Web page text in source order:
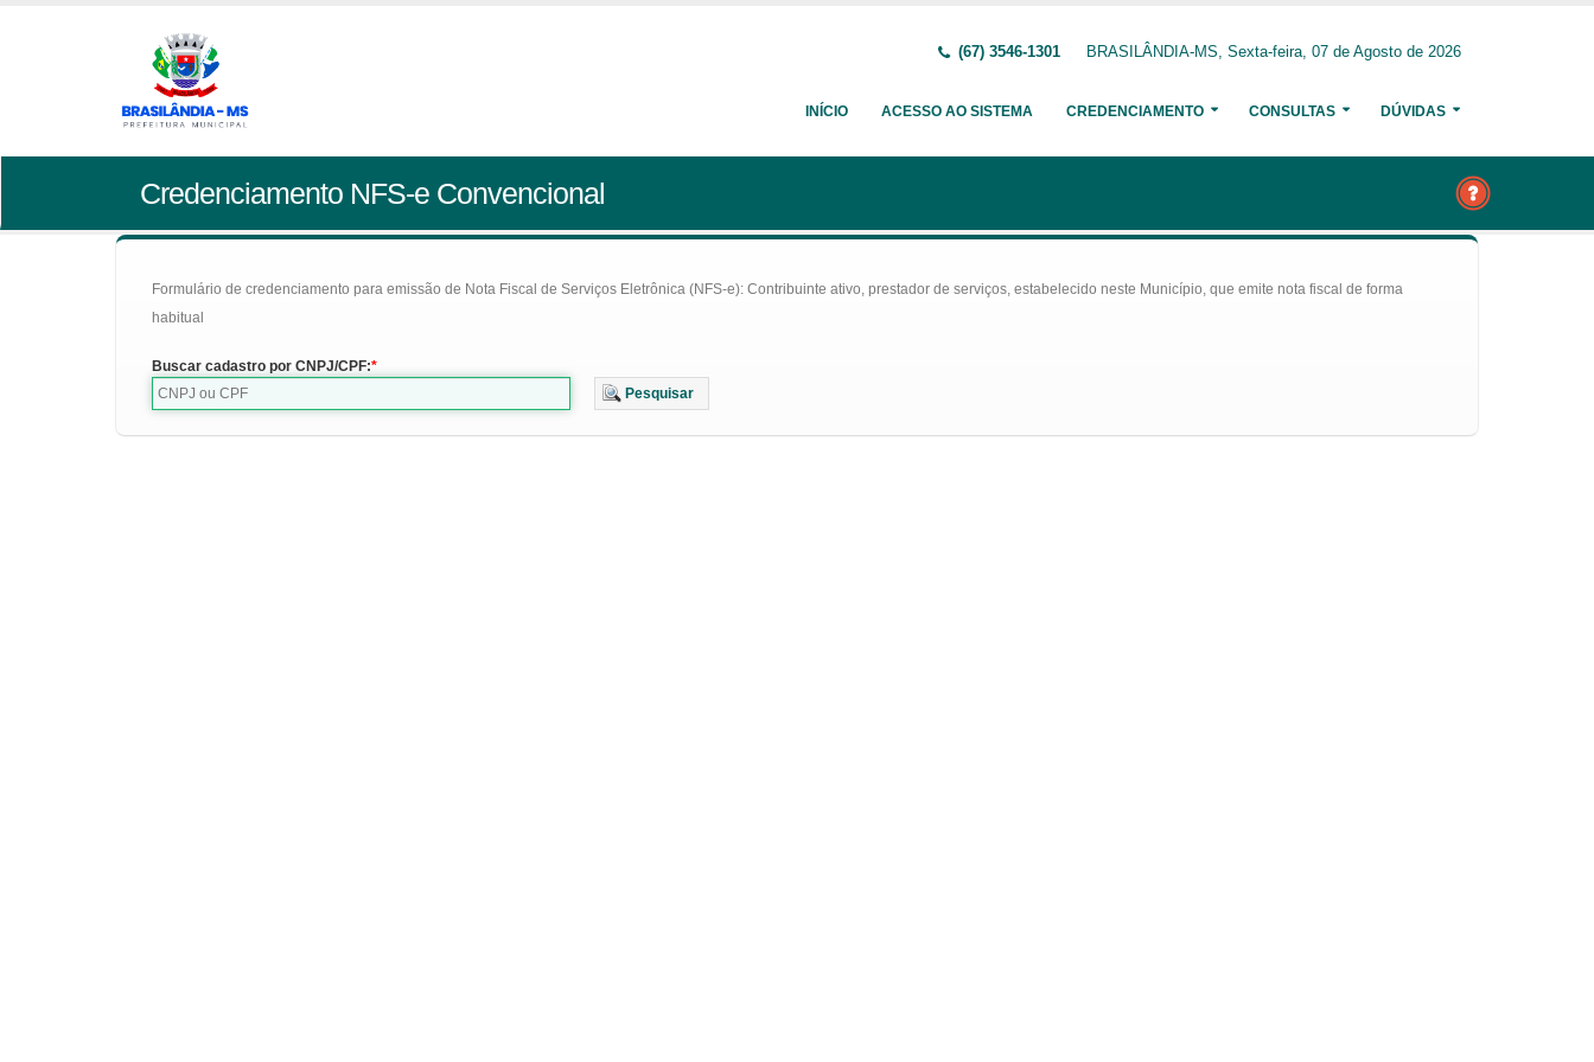
(67) 3546-1301 BRASILÂNDIA-MS, Sexta-feira, 07 de Agosto de 2026
INÍCIO ACESSO AO SISTEMA CREDENCIAMENTO CONSULTAS DÚVIDAS
Credenciamento NFS-e Convencional
Formulário de credenciamento para emissão de Nota Fiscal de Serviços Eletrônica (NFS-e): Contribuinte ativo, prestador de serviços, estabelecido neste Município, que emite nota fiscal de forma
habitual
Buscar cadastro por CNPJ/CPF:
Pesquisar